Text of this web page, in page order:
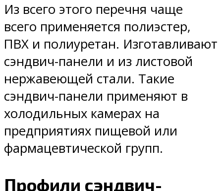
Из всего этого перечня чаще
всего применяется полиэстер,
ПВХ и полиуретан. Изготавливают
сэндвич-панели и из листовой
нержавеющей стали. Такие
сэндвич-панели применяют в
холодильных камерах на
предприятиях пищевой или
фармацевтической групп.
Профили сэндвич-